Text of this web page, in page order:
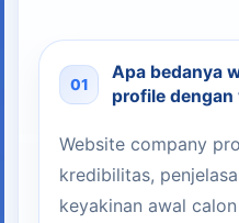
01
Apa bedanya
profile dengan
Website company
kredibilitas,
keyakinan awal